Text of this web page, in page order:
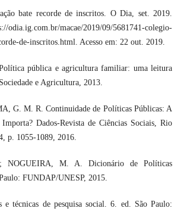
bate recorde de inscritos. O Dia, set. 2019.
odia.ig.com.br/macae/2019/09/5681741-colegio-
de-inscritos.html. Acesso em: 22 out. 2019.
pública e agricultura familiar: uma leitura
e Agricultura, 2013.
G. M. R. Continuidade de Políticas Públicas: A
Importa? Dados-Revista de Ciências Sociais, Rio
p. 1055-1089, 2016.
NOGUEIRA, M. A. Dicionário de Políticas
FUNDAP/UNESP, 2015.
técnicas de pesquisa social. 6. ed. São Paulo: